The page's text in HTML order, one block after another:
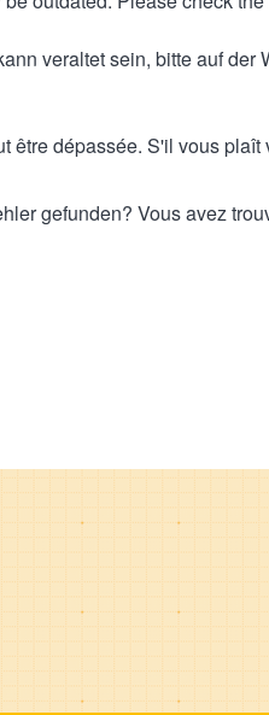
veraltet sein, bitte auf
être dépassée. S'il vous plaît
gefunden? Vous avez